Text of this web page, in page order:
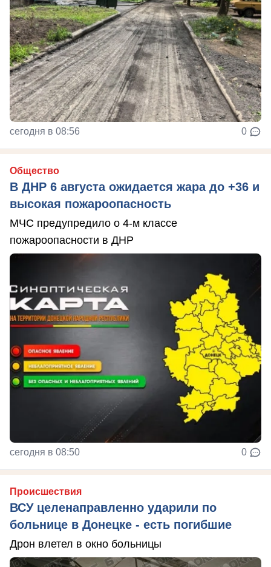
сегодня в 08:56 0
Общество
В ДНР 6 августа ожидается жара до +36 и
высокая пожароопасность
МЧС предупредило о 4-м классе
пожароопасности в ДНР
сегодня в 08:50 0
Происшествия
ВСУ целенаправленно ударили по
больнице в Донецке - есть погибшие
Дрон влетел в окно больницы